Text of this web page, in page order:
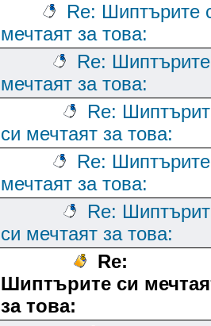
Re: Шиптърите
мечтаят за това:
Re:
мечтаят за това:
Re:
си мечтаят за това:
Re:
мечтаят за това:
Re:
си мечтаят за това:
Re:
Шиптърите си
за това: